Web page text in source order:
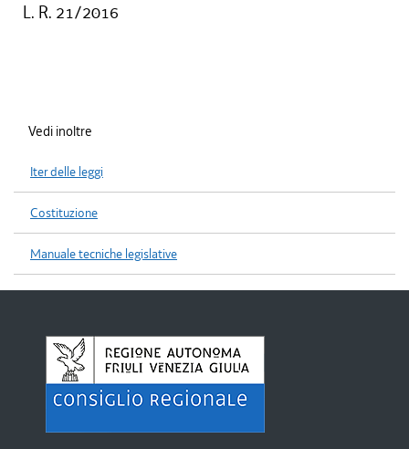
L. R. 21/2016
Vedi inoltre
Iter delle leggi
Costituzione
Manuale tecniche legislative